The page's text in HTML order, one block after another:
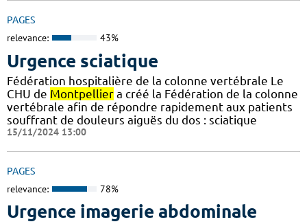
PAGES
relevance: 43%
Urgence sciatique
Fédération hospitalière de la colonne vertébrale Le
CHU de Montpellier a créé la Fédération de la colonne
vertébrale afin de répondre rapidement aux patients
souffrant de douleurs aiguës du dos : sciatique
15/11/2024 13:00
PAGES
relevance: 78%
Urgence imagerie abdominale